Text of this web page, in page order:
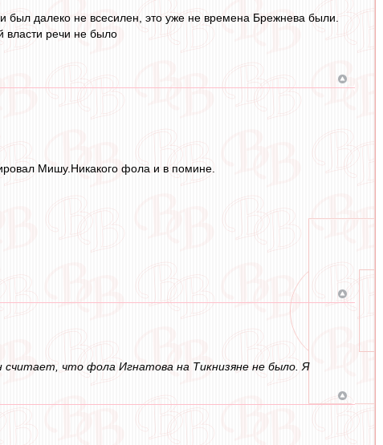
был далеко не всесилен, это уже не времена Брежнева были.
власти речи не было
Мишу.Никакого фола и в помине.
что фола Игнатова на Тикнизяне не было. Я